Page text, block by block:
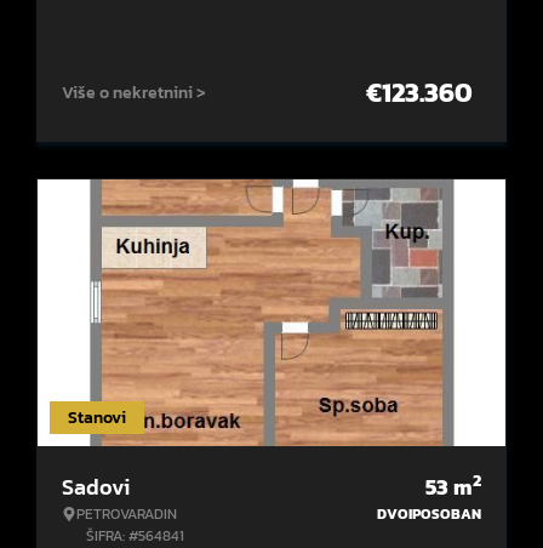
Više o nekretnini > €123.360
Stanovi
Sadovi
PETROVARADIN
ŠIFRA: #564841
53m2
DVOIPOSOBAN